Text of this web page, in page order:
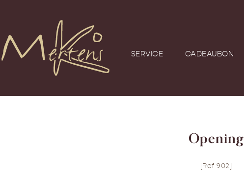
SERVICE CADEAUBON
Opening
[Ref 902]